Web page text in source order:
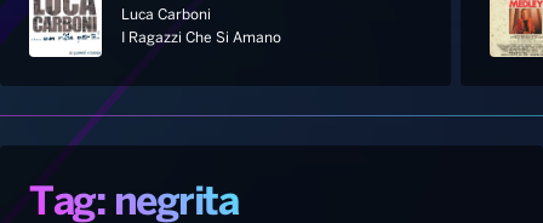
Home
Palinsesto
Notizie
Luca Carboni
I Ragazzi Che Si Amano
Tag: negrita